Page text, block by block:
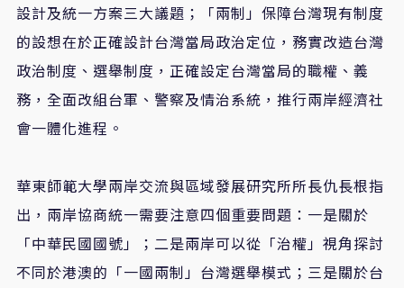
設計及統一方案三大議題；「兩制」保障台灣現有制度
的設想在於正確設計台灣當局政治定位，務實改造台灣
政治制度、選舉制度，正確設定台灣當局的職權、義
務，全面改組台軍、警察及情治系統，推行兩岸經濟社
會一體化進程。
華東師範大學兩岸交流與區域發展研究所所長仇長根指
出，兩岸協商統一需要注意四個重要問題：一是關於
「中華民國國號」；二是兩岸可以從「治權」視角探討
不同於港澳的「一國兩制」台灣選舉模式；三是關於台